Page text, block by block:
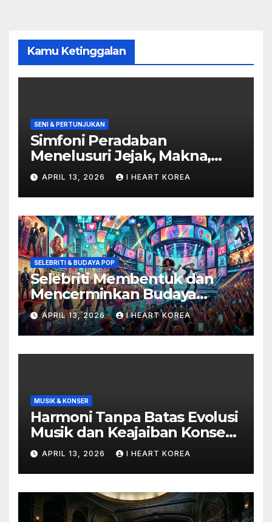
Kamu Ketinggalan
SENI & PERTUNJUKAN
Simfoni Peradaban
Menelusuri Jejak, Makna,
dan Masa Depan Seni
Pertunjukan
APRIL 13, 2026 I HEART KOREA
SELEBRITI & BUDAYA POP
Selebriti Membentuk dan
Mencerminkan Budaya
Populer di Era Digital
APRIL 13, 2026 I HEART KOREA
MUSIK & KONSER
Harmoni Tanpa Batas Evolusi
Musik dan Keajaiban Konser
di Era Digital
APRIL 13, 2026 I HEART KOREA